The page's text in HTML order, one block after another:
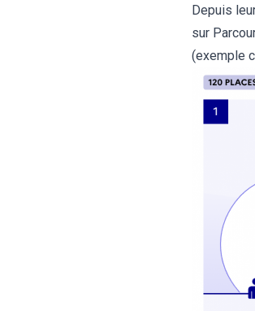
Depuis
sur
(exemple